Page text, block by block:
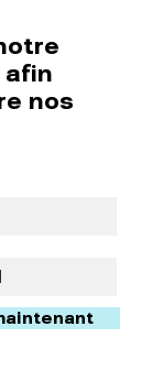
nos